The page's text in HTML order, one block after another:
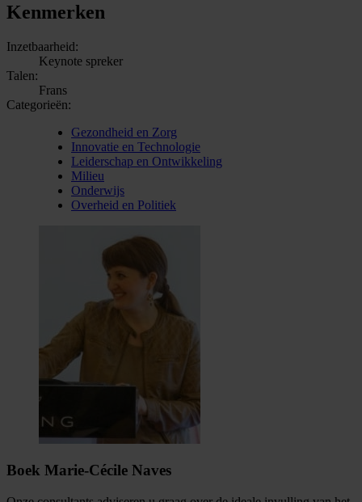
Kenmerken
Inzetbaarheid:
Keynote spreker
Talen:
Frans
Categorieën:
Gezondheid en Zorg
Innovatie en Technologie
Leiderschap en Ontwikkeling
Milieu
Onderwijs
Overheid en Politiek
Boek Marie-Cécile Naves